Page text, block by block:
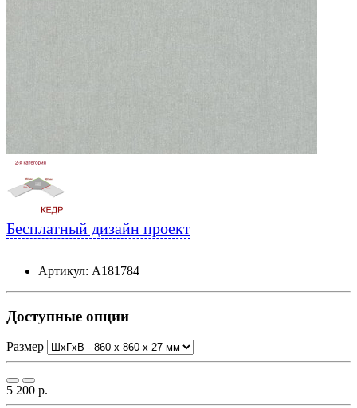
Бесплатный дизайн проект
Артикул: А181784
Доступные опции
Размер
5 200 р.